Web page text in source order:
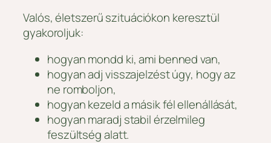
Valós, életszerű szituációkon keresztül
gyakoroljuk:
hogyan mondd ki, ami benned van,
hogyan adj visszajelzést úgy, hogy az
ne romboljon,
hogyan kezeld a másik fél ellenállását,
hogyan maradj stabil érzelmileg
feszültség alatt.